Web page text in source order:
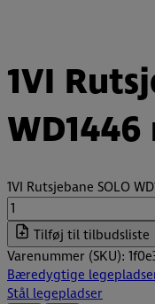
1VI
1VI Rutsjebane SOLO
Tilføj til tilbudsliste
Varenummer (SKU):
Bæredygtige
Stål legepladser